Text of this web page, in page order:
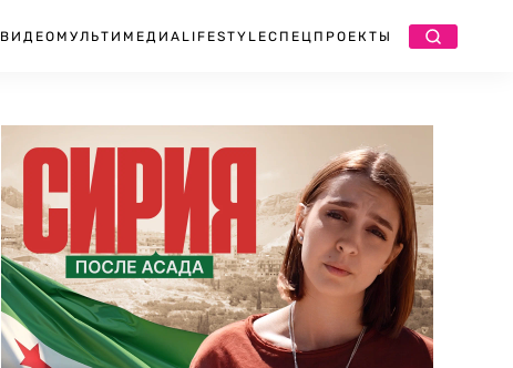
ВИДЕО МУЛЬТИМЕДИА LIFESTYLEСПЕЦПРОЕКТЫ